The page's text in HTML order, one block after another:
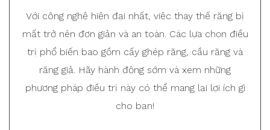
Với công nghệ hiện đại nhất, việc thay thế răng bị
mất trở nên đơn giản và an toàn. Các lựa chọn điều
trị phổ biến bao gồm cấy ghép răng, cầu răng và
răng giả. Hãy hành động sớm và xem những
phương pháp điều trị này có thể mang lại lợi ích gì
cho bạn!